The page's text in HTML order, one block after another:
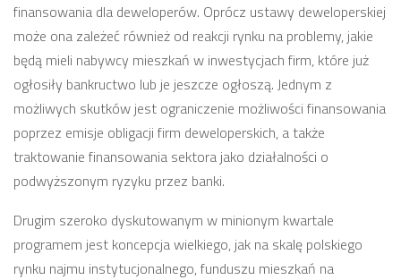
finansowania dla deweloperów. Oprócz ustawy deweloperskiej
może ona zależeć również od reakcji rynku na problemy, jakie
będą mieli nabywcy mieszkań w inwestycjach firm, które już
ogłosiły bankructwo lub je jeszcze ogłoszą. Jednym z
możliwych skutków jest ograniczenie możliwości finansowania
poprzez emisje obligacji firm deweloperskich, a także
traktowanie finansowania sektora jako działalności o
podwyższonym ryzyku przez banki.
Drugim szeroko dyskutowanym w minionym kwartale
programem jest koncepcja wielkiego, jak na skalę polskiego
rynku najmu instytucjonalnego, funduszu mieszkań na